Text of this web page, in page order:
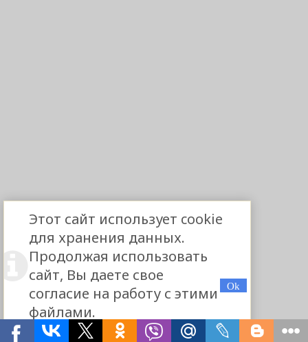
Этот сайт использует cookie
для хранения данных.
Продолжая использовать
сайт, Вы даете свое
согласие на работу с этими
файлами.